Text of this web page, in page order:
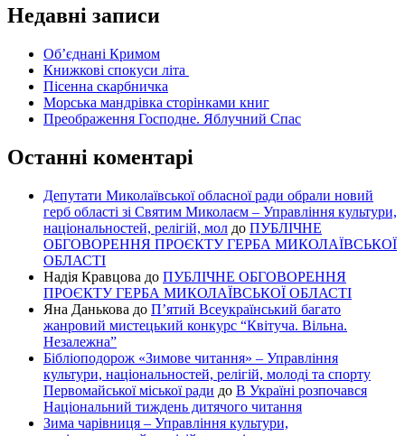
Недавні записи
Об’єднані Кримом
Книжкові спокуси літа
Пісенна скарбничка
Морська мандрівка сторінками книг
Преображення Господне. Яблучний Спас
Останні коментарі
Депутати Миколаївської обласної ради обрали новий
герб області зі Святим Миколаєм – Управління культури,
національностей, релігій, мол до ПУБЛІЧНЕ
ОБГОВОРЕННЯ ПРОЄКТУ ГЕРБА МИКОЛАЇВСЬКОЇ
ОБЛАСТІ
Надія Кравцова до ПУБЛІЧНЕ ОБГОВОРЕННЯ
ПРОЄКТУ ГЕРБА МИКОЛАЇВСЬКОЇ ОБЛАСТІ
Яна Данькова до П’ятий Всеукраїнський багато
жанровий мистецький конкурс “Квітуча. Вільна.
Незалежна”
Бібліоподорож «Зимове читання» – Управління
культури, національностей, релігій, молоді та спорту
Первомайської міської ради до В Україні розпочався
Національний тиждень дитячого читання
Зима чарівниця – Управління культури,